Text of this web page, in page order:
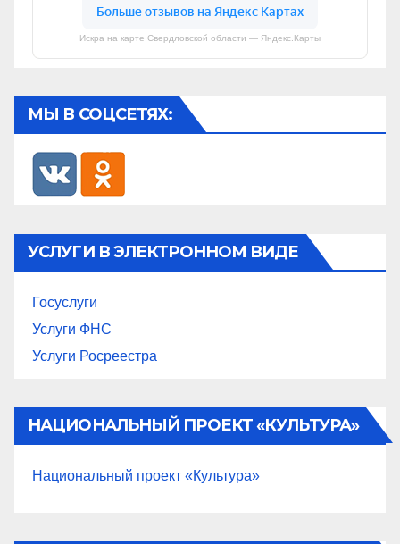
Искра на карте Свердловской области — Яндекс.Карты
МЫ В СОЦСЕТЯХ:
УСЛУГИ В ЭЛЕКТРОННОМ ВИДЕ
Госуслуги
Услуги ФНС
Услуги Росреестра
НАЦИОНАЛЬНЫЙ ПРОЕКТ «КУЛЬТУРА»
Национальный проект «Культура»